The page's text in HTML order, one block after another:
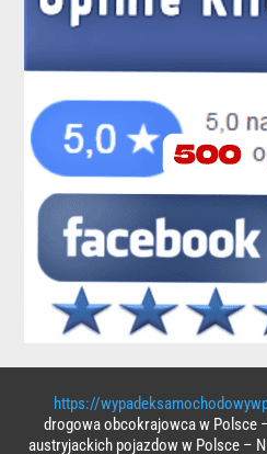
https://
drogowa obcokrajowca w Polsce
austryjackich pojazdow w Polsce –